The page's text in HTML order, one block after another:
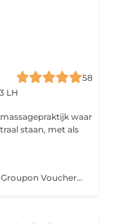
58
LH
waar
staan, met als
U kunt uw massagebehandeling met een Groupon Voucher hier inboeken. (Enkel mogelijk voor nieuwe klanten!!!) Let op een Groupon Voucher is enkel eenmalig te gebruiken per persoon. (ter kennismaking met ons bedrijf) mocht u meer vouchers hebben aangeschaft kan dit gebruikt worden met korting op het voltarief. Wel kunt u andere vouchers cadeau geven let wel op bij het boeken dat u deze inboekt voor de andere persoon! In verband met dossiervorming. Groupon inwisselen kan enkel op de vrijdagen op andere dagen wordt er geen deals meer aangenomen mocht u niet anders kunnen dan betaalt u volledige tarief op de andere dagen of u kunt dit tegen extra betaling inwisselen met een Groupon voucher! Alle afspraken na 21 april 2026 zullen worden ingepland op de vrijdag of de zondag. Ook vanaf 1 juli worden er geen Groupon boekingen meer geaccepteerd! Omdat de campagne inmiddels is verlopen en andere vormen van massages worden belicht. Mocht u recent een groupon voucher hebben aangekocht dan kunt u bij Groupon teruggave van uw aankoop aanvragen. U hoeft tijdens het boeken nog geen voucher code in te vullen u scant de QR of barcode bij binnenkomst van de massagepraktijk. * Mocht u geen beschikbare plek vinden op korte termijn dan kunt u voor kiezen om bij des betreffende partij (Groupon) binnen 14 dagen uw voucher te retourneren en krijgt u teruggave van uw aankoop. (uw voucher is 6 maanden geldig bij aankoop!)